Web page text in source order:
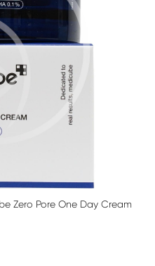
Zero Pore One Day Cream